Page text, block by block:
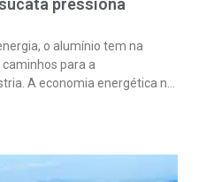
pressiona
o alumínio tem na
para a
A economia energética na
mais limpo, no entanto,
ao interesse chinês